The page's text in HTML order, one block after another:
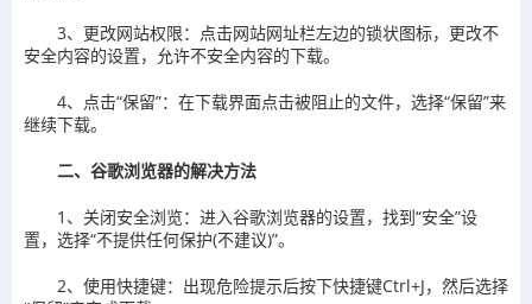
‌3、更改网站权限‌：点击网站网址栏左边的锁状图标，更改不
安全内容的设置，允许不安全内容的下载。
‌4、点击“保留”‌：在下载界面点击被阻止的文件，选择“保留”来
继续下载。
二、谷歌浏览器的解决方法‌
‌1、关闭安全浏览‌：进入谷歌浏览器的设置，找到“安全”设
置，选择“不提供任何保护(不建议)”。
‌2、使用快捷键‌：出现危险提示后按下快捷键Ctrl+J，然后选择